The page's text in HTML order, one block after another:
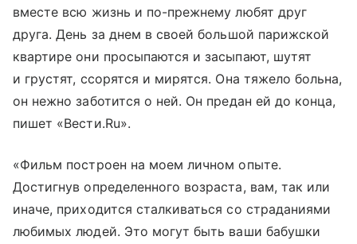
вместе всю жизнь и по-прежнему любят друг
друга. День за днем в своей большой парижской
квартире они просыпаются и засыпают, шутят
и грустят, ссорятся и мирятся. Она тяжело больна,
он нежно заботится о ней. Он предан ей до конца,
пишет «Вести.Ru».
«Фильм построен на моем личном опыте.
Достигнув определенного возраста, вам, так или
иначе, приходится сталкиваться со страданиями
любимых людей. Это могут быть ваши бабушки